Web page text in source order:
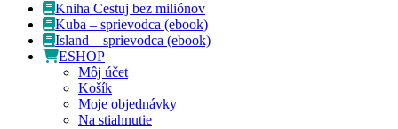
Kniha Cestuj bez miliónov
Kuba – sprievodca (ebook)
Island – sprievodca (ebook)
ESHOP
Môj účet
Košík
Moje objednávky
Na stiahnutie